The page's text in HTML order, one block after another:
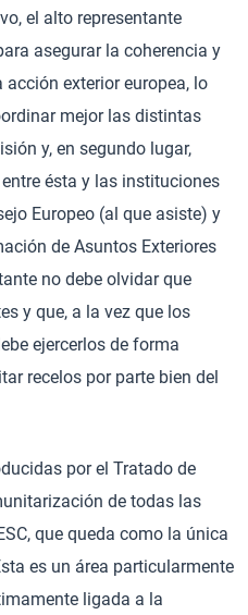
el alto representante
asegurar la coherencia y
exterior europea, lo
mejor las distintas
y, en segundo lugar,
ésta y las instituciones
Europeo (al que asiste) y
de Asuntos Exteriores
no debe olvidar que
y que, a la vez que los
ejercerlos de forma
recelos por parte bien del
por el Tratado de
de todas las
que queda como la única
es un área particularmente
ligada a la